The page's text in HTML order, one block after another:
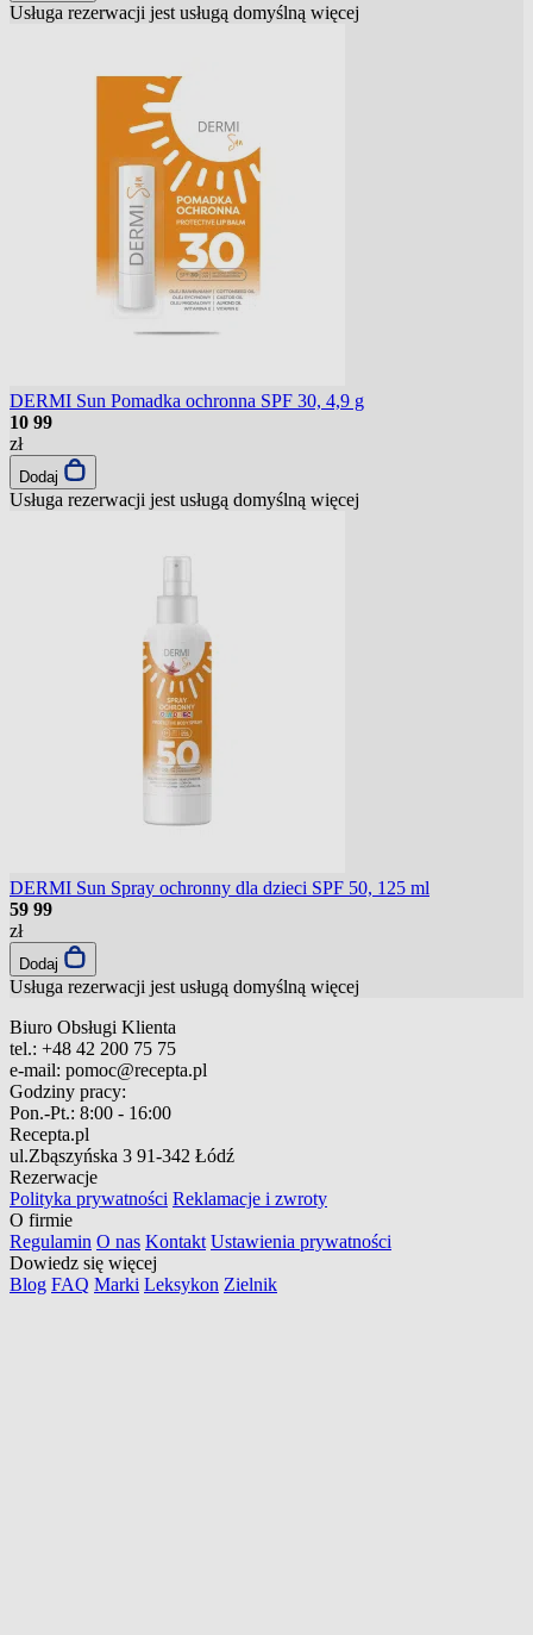
Usługa rezerwacji jest usługą domyślną więcej
DERMI Sun Pomadka ochronna SPF 30, 4,9 g
10 99
zł
Dodaj
Usługa rezerwacji jest usługą domyślną więcej
DERMI Sun Spray ochronny dla dzieci SPF 50, 125 ml
59 99
zł
Dodaj
Usługa rezerwacji jest usługą domyślną więcej
Biuro Obsługi Klienta
tel.: +48 42 200 75 75
e-mail: pomoc@recepta.pl
Godziny pracy:
Pon.-Pt.: 8:00 - 16:00
Recepta.pl
ul.Zbąszyńska 3 91-342 Łódź
Rezerwacje
Polityka prywatności Reklamacje i zwroty
O firmie
Regulamin O nas Kontakt Ustawienia prywatności
Dowiedz się więcej
Blog FAQ Marki Leksykon Zielnik